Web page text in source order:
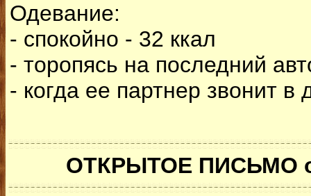
Одевание:
- спокойно - 32 ккал
- торопясь на последний
- когда ее партнер звонит в
ОТКРЫТОЕ ПИСЬМО